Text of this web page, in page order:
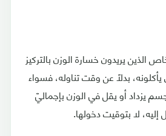
الذين يريدون خسارة الوزن بالتركيز
بدلًا عن وقت تناوله، فسواء
يزداد أو يقل في الوزن بإجماليّ
لا بتوقيت دخولها.